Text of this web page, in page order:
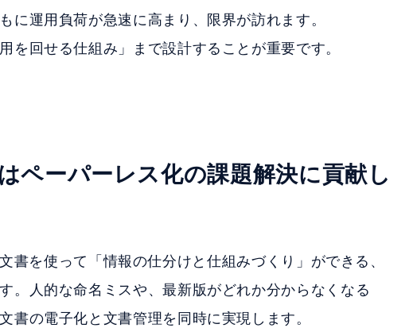
に運用負荷が急速に高まり、限界が訪れます。
を回せる仕組み」まで設計することが重要です。
ペーパーレス化の課題解決に貢献し
書を使って「情報の仕分けと仕組みづくり」ができる、
。人的な命名ミスや、最新版がどれか分からなくなる
書の電子化と文書管理を同時に実現します。